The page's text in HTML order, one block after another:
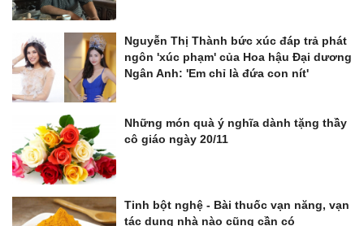
Nguyễn Thị Thành bức xúc đáp trả phát
ngôn 'xúc phạm' của Hoa hậu Đại dương
Ngân Anh: 'Em chỉ là đứa con nít'
Những món quà ý nghĩa dành tặng thầy
cô giáo ngày 20/11
Tinh bột nghệ - Bài thuốc vạn năng, vạn
tác dụng nhà nào cũng cần có